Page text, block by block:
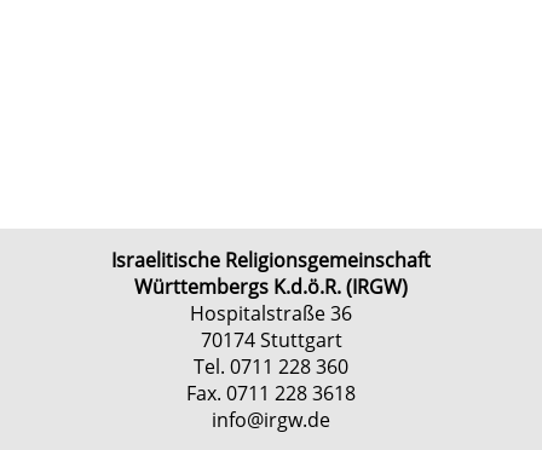
Israelitische Religionsgemeinschaft
Württembergs K.d.ö.R. (IRGW)
Hospitalstraße 36
70174 Stuttgart
Tel. 0711 228 360
Fax. 0711 228 3618
info@irgw.de